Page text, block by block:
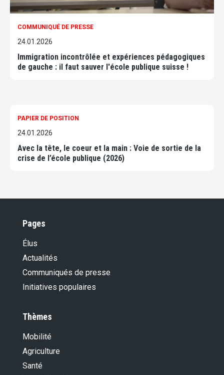
COMMUNIQUÉ DE PRESSE
24.01.2026
Immigration incontrôlée et expériences pédagogiques
de gauche : il faut sauver l'école publique suisse !
PAPIER DE POSITION
24.01.2026
Avec la tête, le coeur et la main : Voie de sortie de la
crise de l’école publique (2026)
Pages
Élus
Actualités
Communiqués de presse
Initiatives populaires
Thèmes
Mobilité
Agriculture
Santé